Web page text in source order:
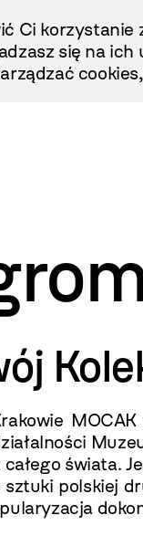
Ci
się na
świata.
polskiej